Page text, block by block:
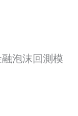
泡沫回測模